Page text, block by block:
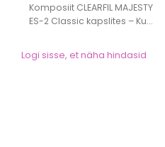
Komposiit CLEARFIL MAJESTY
ES-2 Classic kapslites – Ku...
Logi sisse, et näha hindasid